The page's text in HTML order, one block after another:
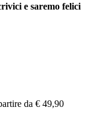
e saremo felici
da € 49,90